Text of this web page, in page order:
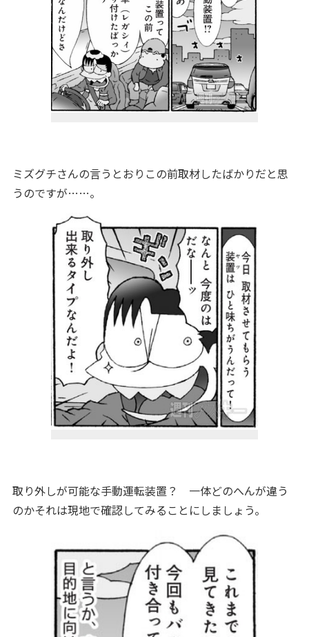
ミズグチさんの言うとおりこの前取材したばかりだと思
うのですが……。
取り外しが可能な手動運転装置？ 一体どのへんが違う
のかそれは現地で確認してみることにしましょう。